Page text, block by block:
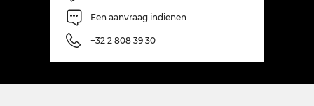
Een aanvraag indienen
+32 2 808 39 30